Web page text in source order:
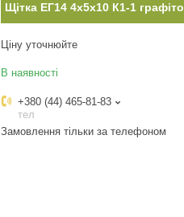
Щітка ЕГ14 4х5х10 К1-1
Ціну уточнюйте
В наявності
+380 (44) 465-81-83
тел
Замовлення тільки за телефоном